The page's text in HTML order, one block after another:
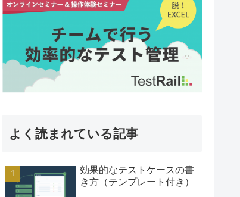
よく読まれている記事
効果的なテストケースの書
き方（テンプレート付き）